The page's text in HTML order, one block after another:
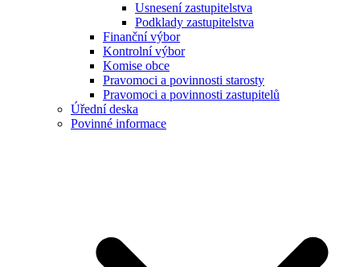
Usnesení zastupitelstva
Podklady zastupitelstva
Finanční výbor
Kontrolní výbor
Komise obce
Pravomoci a povinnosti starosty
Pravomoci a povinnosti zastupitelů
Úřední deska
Povinné informace